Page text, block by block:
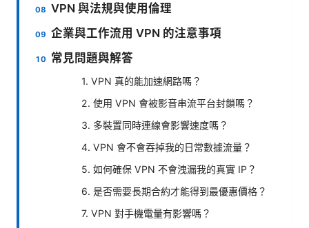
VPN 與法規與使用倫理
企業與工作流用 VPN 的注意事項
常見問題與解答
1. VPN 真的能加速網路嗎？
2. 使用 VPN 會被影音串流平台封鎖嗎？
3. 多裝置同時連線會影響速度嗎？
4. VPN 會不會吞掉我的日常數據流量？
5. 如何確保 VPN 不會洩漏我的真實 IP？
6. 是否需要長期合約才能得到最優惠價格？
7. VPN 對手機電量有影響嗎？